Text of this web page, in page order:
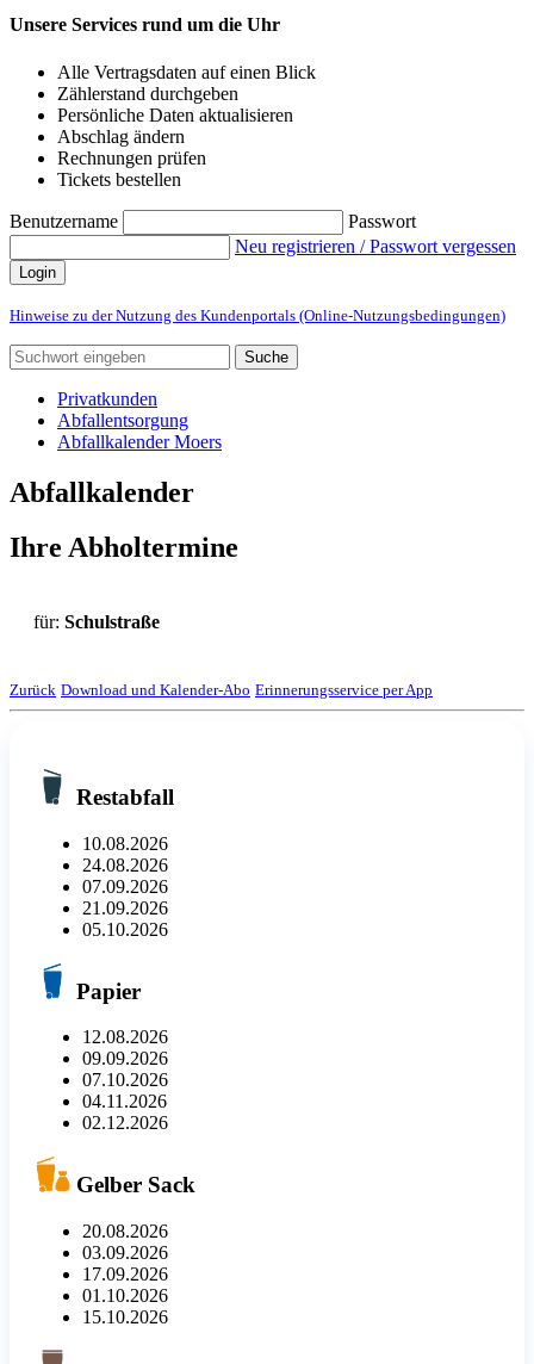
Unsere Services rund um die Uhr
Alle Vertragsdaten auf einen Blick
Zählerstand durchgeben
Persönliche Daten aktualisieren
Abschlag ändern
Rechnungen prüfen
Tickets bestellen
Benutzername
Passwort
Neu registrieren / Passwort vergessen
Login
Hinweise zu der Nutzung des Kundenportals (Online-Nutzungsbedingungen)
Suche
Privatkunden
Abfallentsorgung
Abfallkalender Moers
Abfallkalender
Ihre Abholtermine
für: Schulstraße
Zurück Download und Kalender-Abo Erinnerungsservice per App
Restabfall
10.08.2026
24.08.2026
07.09.2026
21.09.2026
05.10.2026
Papier
12.08.2026
09.09.2026
07.10.2026
04.11.2026
02.12.2026
Gelber Sack
20.08.2026
03.09.2026
17.09.2026
01.10.2026
15.10.2026